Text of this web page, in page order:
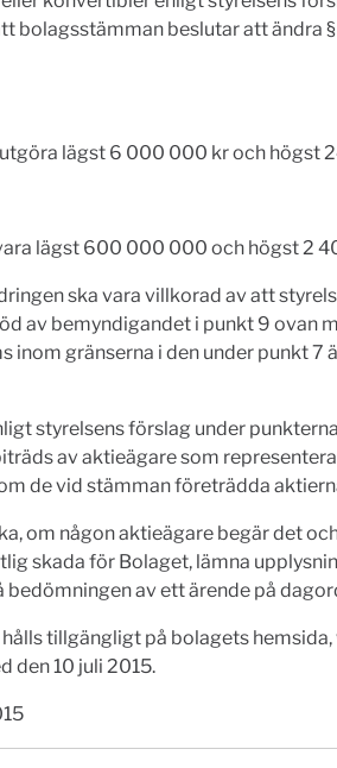
bolagsstämman beslutar att ändra
lägst 6 000 000 kr och högst
lägst 600 000 000 och högst 2
ska vara villkorad av att
av bemyndigandet i punkt 9 ovan
inom gränserna i den under punkt 7
styrelsens förslag under
av aktieägare som
de vid stämman företrädda
om någon aktieägare begär det
skada för Bolaget, lämna
bedömningen av ett ärende på
tillgängligt på bolagets hemsida,
den 10 juli 2015.